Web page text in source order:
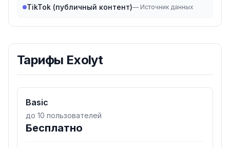
TikTok (публичный контент)— Источник данных
Тарифы Exolyt
Basic
до 10 пользователей
Бесплатно